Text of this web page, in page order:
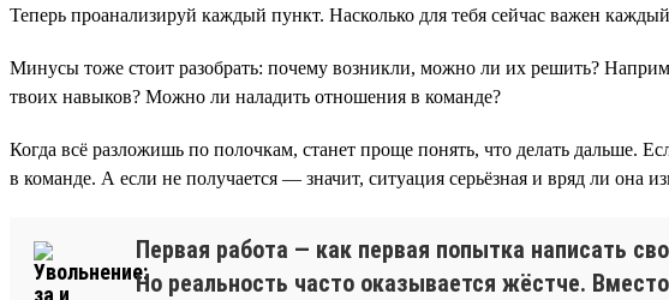
Теперь проанализируй каждый пункт. Насколько для тебя сейчас важен
Минусы тоже стоит разобрать: почему возникли, можно ли их решить?
твоих навыков? Можно ли наладить отношения в команде?
Когда всё разложишь по полочкам, станет проще понять, что делать
в команде. А если не получается — значит, ситуация серьёзная и вряд ли она
Первая работа — как первая попытка написать
Но реальность часто оказывается жёстче.